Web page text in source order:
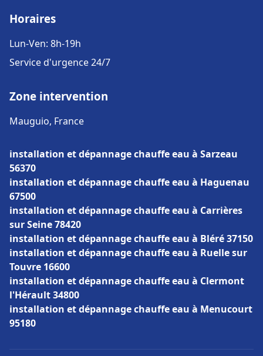
Horaires
Lun-Ven: 8h-19h
Service d'urgence 24/7
Zone intervention
Mauguio, France
installation et dépannage chauffe eau à Sarzeau
56370
installation et dépannage chauffe eau à Haguenau
67500
installation et dépannage chauffe eau à Carrières
sur Seine 78420
installation et dépannage chauffe eau à Bléré 37150
installation et dépannage chauffe eau à Ruelle sur
Touvre 16600
installation et dépannage chauffe eau à Clermont
l'Hérault 34800
installation et dépannage chauffe eau à Menucourt
95180